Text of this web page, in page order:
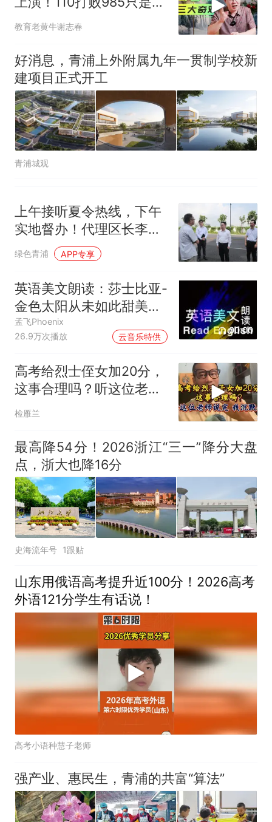
一
教育老黄牛谢志春
好消息，青浦上外附属九年一贯制学校新
建项目正式开工
青浦城观
上午接听夏令热线，下午
实地督办！代理区长李峰
现场协调解决群众出行诉
绿色青浦 APP专享
英语美文朗读：莎士比亚-
金色太阳从未如此甜美吻
过
孟飞Phoenix
26.9万次播放
云音乐特供
00:00
高考给烈士侄女加20分，
这事合理吗？听这位老师
说完，我沉默了
检雁兰
最高降54分！2026浙江“三一”降分大盘
点，浙大也降16分
史海流年号 1跟贴
山东用俄语高考提升近100分！2026高考
外语121分学生有话说！
高考小语种慧子老师
强产业、惠民生，青浦的共富“算法”